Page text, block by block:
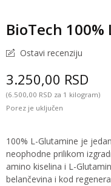
BioTech
Ostavi recenziju
3.250,00 RSD
(6.500,00 RSD za 1 kilogram)
Porez je uključen
100% L-Glutamine je
neophodne prilikom
amino kiselina i L-
belančevina i kod